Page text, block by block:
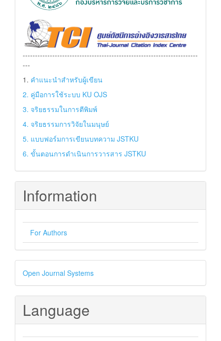
-----------------------------------------------------------------------
---
1. คำแนะนำสำหรับผู้เขียน
2. คู่มือการใช้ระบบ KU OJS
3. จริยธรรมในการตีพิมพ์
4. จริยธรรมการวิจัยในมนุษย์
5. แบบฟอร์มการเขียนบทความ JSTKU
6. ขั้นตอนการดำเนินการวารสาร JSTKU
Information
For Authors
Developed
By
Open Journal Systems
Language